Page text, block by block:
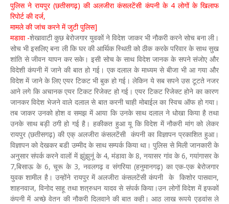
पुलिस ने रायपुर (छतीसगढ़) की अलजीरा कंसलटेंसी कंपनी के 4 लोगों के खिलाफ
रिपोर्ट की दर्ज,
मामले की जांच करने में जुटी पुलिस]
मडावा -शेखावाटी कुछ बेरोजगार युवकों ने विदेश जाकर भी नौकरी करने सोच बना ली।
सोच भी इसलिए बना ली कि घर की आर्थिक स्थिती को ठीक करके परिवार के साथ सुख
शांति से जीवन यापन कर सके। इसी सोच के साथ विदेश जानक के सपने संजोए और
विदेशी कंपनी में जाने की बात हो गई। एक दलाल के माध्यम से बीजा भी आ गया और
विदेश में जाने के लिए एयर टिकट भी बुक हो गई। लेकिन ये सब सपने उस टूटते नजर
आने लगे कि अचानक एयर टिकट रिजेक्ट हो गई। एयर टिकट रिजेक्ट होने का कारण
जानकर विदेश भेजने वाले दलाल से बात करनी चाही मोबाईल का स्विच ऑफ हो गया।
तब जाकर उनको होश व समझ में आया कि उनके साथ दलाल ने धोखा किया है तथा
उनके साथ बड़ी ठगी हो गई है। हकीकत हुआ यू कि विदेश में नौकरी मांग को लेकर
रायपुर (छतीसगढ़) की एक् अलजीरा कंसलटेंसी कंपनी का विज्ञापन प्रकाशित हुआ।
विज्ञापन को देखकर बडी उम्मीद के साथ सम्पर्क किया था। पुलिस से मिली जानकारी के
अनुसार संपर्क करने वालों में झुंझुनूं के 4, मंडावा के 8, नयासर गांव के 6, गयांगासर के
7,बिसाऊ के 6, चूरू के 3, नवलगढ़ व संगरिया (हनुमानगढ़) का एक-एक बेरोजगार
युवक शामील है। उन्होंने रायपुर में अलजीरा कंसलटेंसी कंपनी के किशोर पासवान,
शाहनवाज, विनोद साहू तथा शत्रुधन यादव से संपर्क किया।उन लोगों विदेश में इफकों
कंपनी में अच्छे वेतन की नौकरी दिलवाने की बात कही। आठ लाख रूपये एडवांस ले